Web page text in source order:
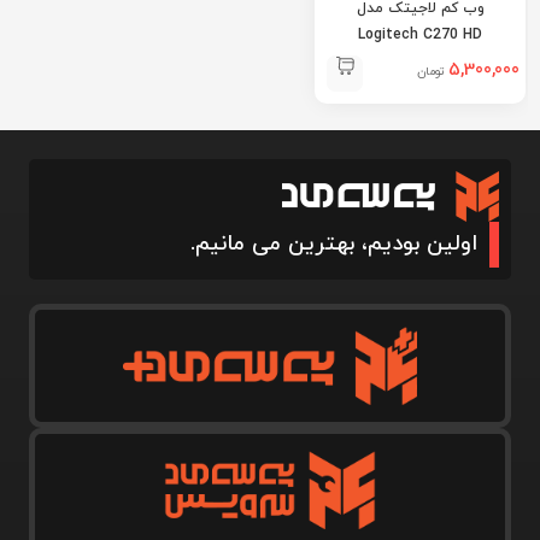
وب کم لاجیتک مدل
Logitech C270 HD
5,300,000 تومان
اولین بودیم، بهترین می مانیم.